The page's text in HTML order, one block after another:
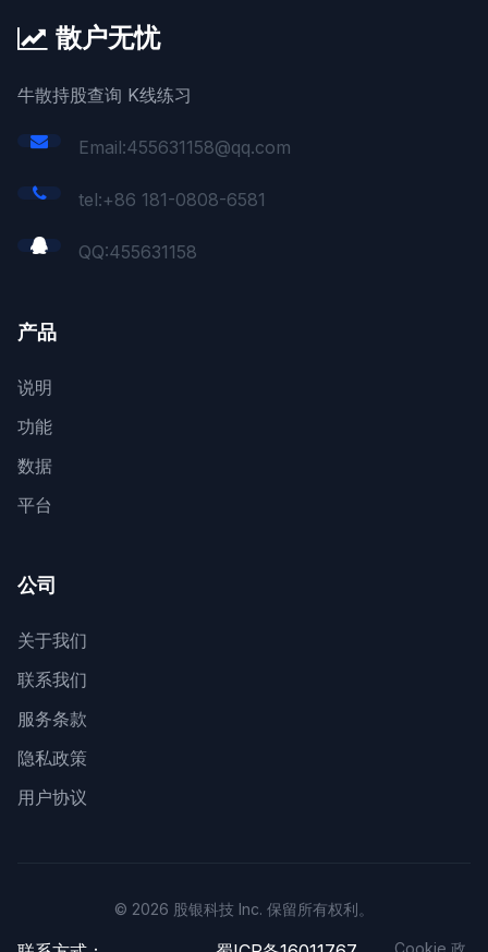
散户无忧
牛散持股查询 K线练习
Email:455631158@qq.com
tel:+86 181-0808-6581
QQ:455631158
产品
说明
功能
数据
平台
公司
关于我们
联系我们
服务条款
隐私政策
用户协议
© 2026 股银科技 Inc. 保留所有权利。
Cookie 政